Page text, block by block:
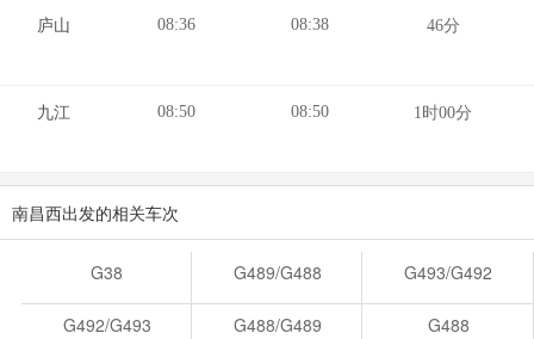
庐山 08:36 08:38 46分
九江 08:50 08:50 1时00分
南昌西出发的相关车次
G38 G489/G488 G493/G492
G492/G493 G488/G489 G488